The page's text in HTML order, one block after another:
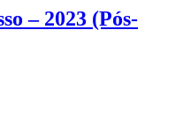
– 2023 (Pós-